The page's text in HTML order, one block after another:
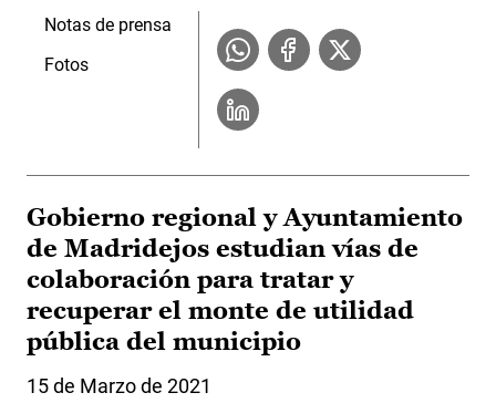
Notas de prensa
Fotos
Gobierno regional y Ayuntamiento
de Madridejos estudian vías de
colaboración para tratar y
recuperar el monte de utilidad
pública del municipio
15 de Marzo de 2021